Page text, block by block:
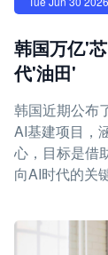
韩国万亿'
代'油田'
韩国近期公布
AI基建项目，
心，目标是借
向AI时代的关